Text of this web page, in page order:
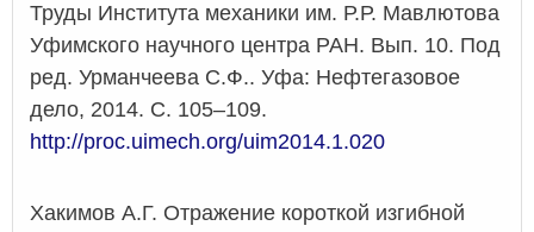
Труды Института механики им. Р.Р. Мавлютова
Уфимского научного центра РАН. Вып. 10. Под
ред. Урманчеева С.Ф.. Уфа: Нефтегазовое
дело, 2014. С. 105–109.
http://proc.uimech.org/uim2014.1.020
Хакимов А.Г. Отражение короткой изгибной